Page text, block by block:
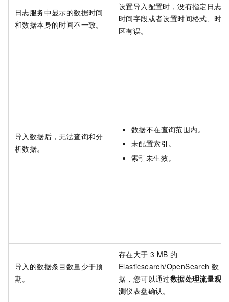
日志服务中显示的数据时间
和数据本身的时间不一致。
设置导入配置时，没有指定日志
时间字段或者设置时间格式、时
区有误。
导入数据后，无法查询和分
析数据。
数据不在查询范围内。
未配置索引。
索引未生效。
导入的数据条目数量少于预
期。
存在大于 3 MB 的
Elasticsearch/OpenSearch 数
据，您可以通过数据处理流量观
测仪表盘确认。